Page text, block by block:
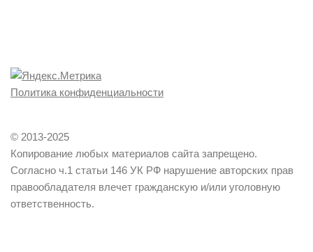
Политика конфиденциальности
© 2013-2025
Копирование любых материалов сайта запрещено.
Согласно ч.1 статьи 146 УК РФ нарушение авторских прав
правообладателя влечет гражданскую и/или уголовную
ответственность.